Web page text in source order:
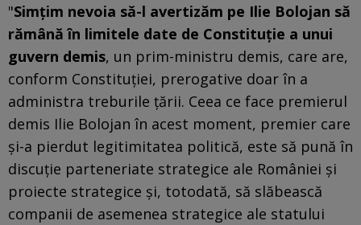
"Simţim nevoia să-l avertizăm pe Ilie Bolojan să
rămână în limitele date de Constituţie a unui
guvern demis, un prim-ministru demis, care are,
conform Constituţiei, prerogative doar în a
administra treburile ţării. Ceea ce face premierul
demis Ilie Bolojan în acest moment, premier care
şi-a pierdut legitimitatea politică, este să pună în
discuţie parteneriate strategice ale României şi
proiecte strategice şi, totodată, să slăbească
companii de asemenea strategice ale statului